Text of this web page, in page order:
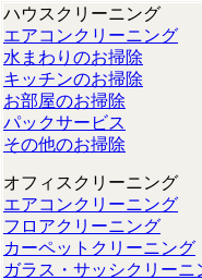
ハウスクリーニング
エアコンクリーニング
水まわりのお掃除
キッチンのお掃除
お部屋のお掃除
パックサービス
その他のお掃除
オフィスクリーニング
エアコンクリーニング
フロアクリーニング
カーペットクリーニング
ガラス・サッシクリーニ